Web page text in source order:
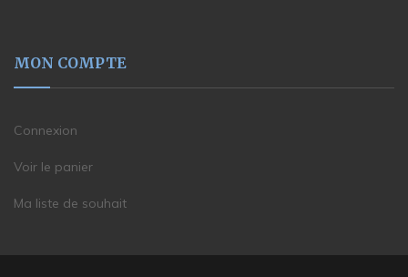
MON COMPTE
Connexion
Voir le panier
Ma liste de souhait